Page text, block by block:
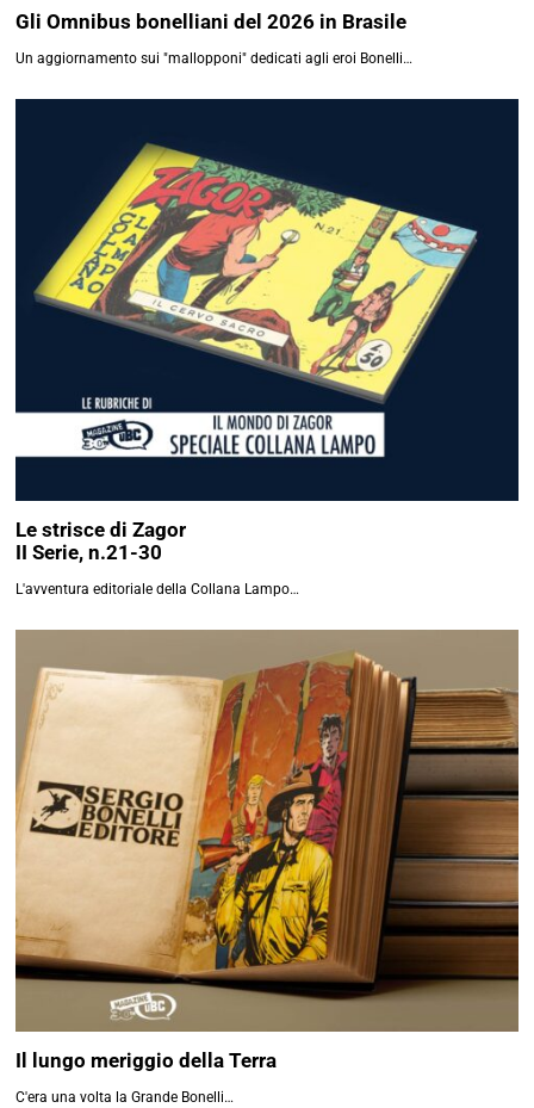
Gli Omnibus bonelliani del 2026 in Brasile
Un aggiornamento sui "mallopponi" dedicati agli eroi Bonelli…
Le strisce di Zagor
II Serie, n.21-30
L'avventura editoriale della Collana Lampo…
Il lungo meriggio della Terra
C'era una volta la Grande Bonelli…